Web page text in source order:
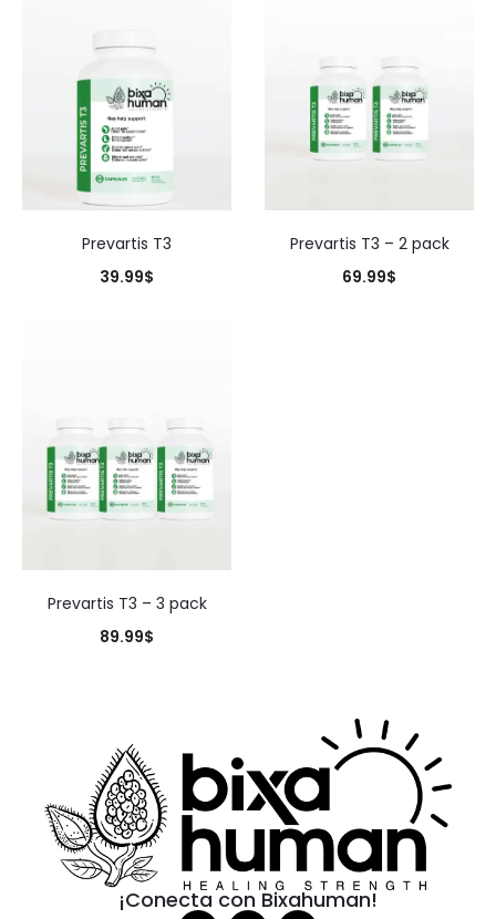
Prevartis T3
39.99$
Prevartis T3 – 2 pack
69.99$
Prevartis T3 – 3 pack
89.99$
¡Conecta con Bixahuman!